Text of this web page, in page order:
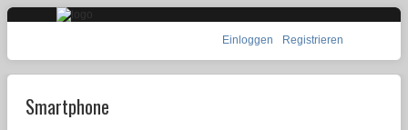
Einloggen Registrieren
Smartphone